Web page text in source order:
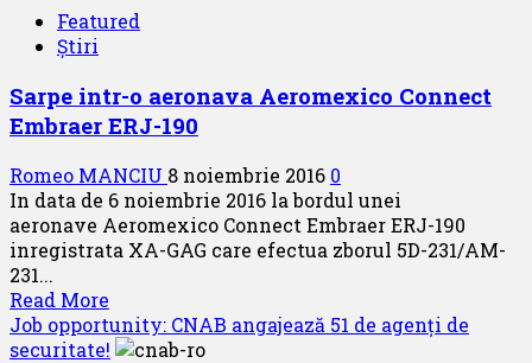
QATAR.
14
Noiembrie
Featured
Știri
Sarpe intr-o aeronava Aeromexico Connect
Embraer ERJ-190
Romeo MANCIU 8 noiembrie 2016 0
In data de 6 noiembrie 2016 la bordul unei
aeronave Aeromexico Connect Embraer ERJ-190
inregistrata XA-GAG care efectua zborul 5D-231/AM-
231...
Read More
more
about
Job opportunity: CNAB angajează 51 de agenți de
securitate!